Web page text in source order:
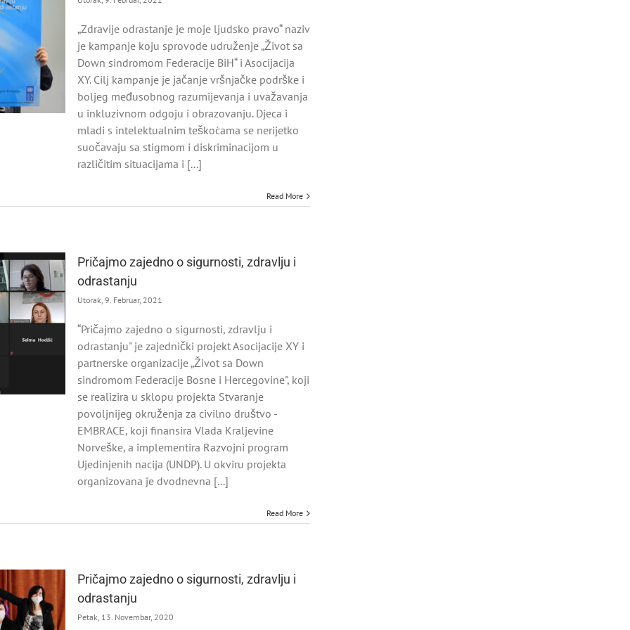
„Zdravije odrastanje je moje ljudsko pravo“ naziv
je kampanje koju sprovode udruženje „Život sa
Down sindromom Federacije BiH“ i Asocijacija
XY. Cilj kampanje je jačanje vršnjačke podrške i
boljeg međusobnog razumijevanja i uvažavanja
u inkluzivnom odgoju i obrazovanju. Djeca i
mladi s intelektualnim teškoćama se nerijetko
suočavaju sa stigmom i diskriminacijom u
različitim situacijama i [...]
Read More
Pričajmo zajedno o sigurnosti, zdravlju i
odrastanju
Utorak, 9. Februar, 2021
“Pričajmo zajedno o sigurnosti, zdravlju i
odrastanju" je zajednički projekt Asocijacije XY i
partnerske organizacije „Život sa Down
sindromom Federacije Bosne i Hercegovine", koji
se realizira u sklopu projekta Stvaranje
povoljnijeg okruženja za civilno društvo -
EMBRACE, koji finansira Vlada Kraljevine
Norveške, a implementira Razvojni program
Ujedinjenih nacija (UNDP). U okviru projekta
organizovana je dvodnevna [...]
Read More
Pričajmo zajedno o sigurnosti, zdravlju i
odrastanju
Petak, 13. Novembar, 2020